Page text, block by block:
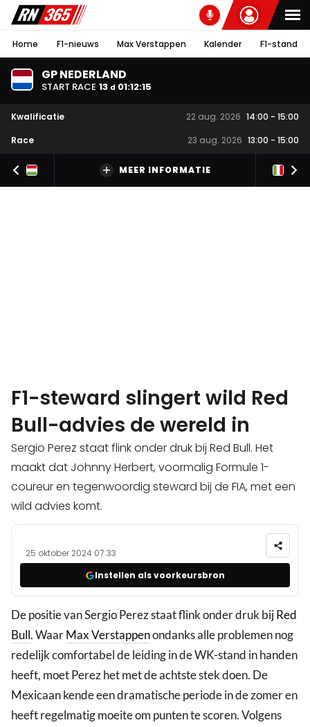
Home F1-nieuws Max Verstappen Kalender F1-stand
GP NEDERLAND
START RACE 13 d 01:12:14
Kwalificatie 22 aug. 2026 14:00 - 15:00
Race
23 aug. 2026 13:00 - 15:00
MEER INFORMATIE
F1-steward slingert wild Red
Bull-advies de wereld in
Sergio Perez staat flink onder druk bij Red Bull. Het
maakt dat Johnny Herbert, voormalig Formule 1-
coureur en tegenwoordig steward bij de FIA, met een
wild advies komt.
25 oktober 2024 07:33
Instellen als voorkeursbron
De positie van Sergio Perez staat flink onder druk bijRed
Bull. WaarMax Verstappenondanks alle problemen nog
redelijk comfortabel de leiding in de WK-stand in handen
heeft, moet Perez het met de achtste stek doen. De
Mexicaan kende een dramatische periode in de zomer en
heeft regelmatig moeite om punten te scoren. Volgens